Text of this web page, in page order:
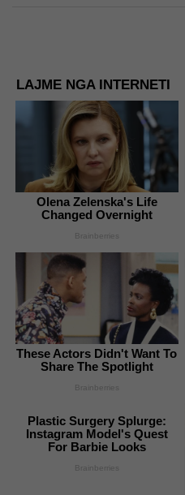
LAJME NGA INTERNETI
Olena Zelenska's Life
Changed Overnight
Brainberries
These Actors Didn't Want To
Share The Spotlight
Brainberries
Plastic Surgery Splurge:
Instagram Model's Quest
For Barbie Looks
Brainberries